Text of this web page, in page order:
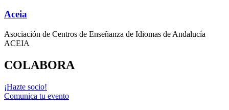
Aceia
Asociación de Centros de Enseñanza de Idiomas de Andalucía
ACEIA
COLABORA
¡Hazte socio!
Comunica tu evento